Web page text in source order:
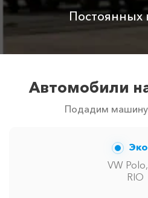
Постоянных
Автомобили
Подадим машину
VW
RIO